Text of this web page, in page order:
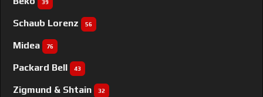
39
Schaub Lorenz 56
Midea 76
Packard Bell 43
Zigmund & Shtain 32